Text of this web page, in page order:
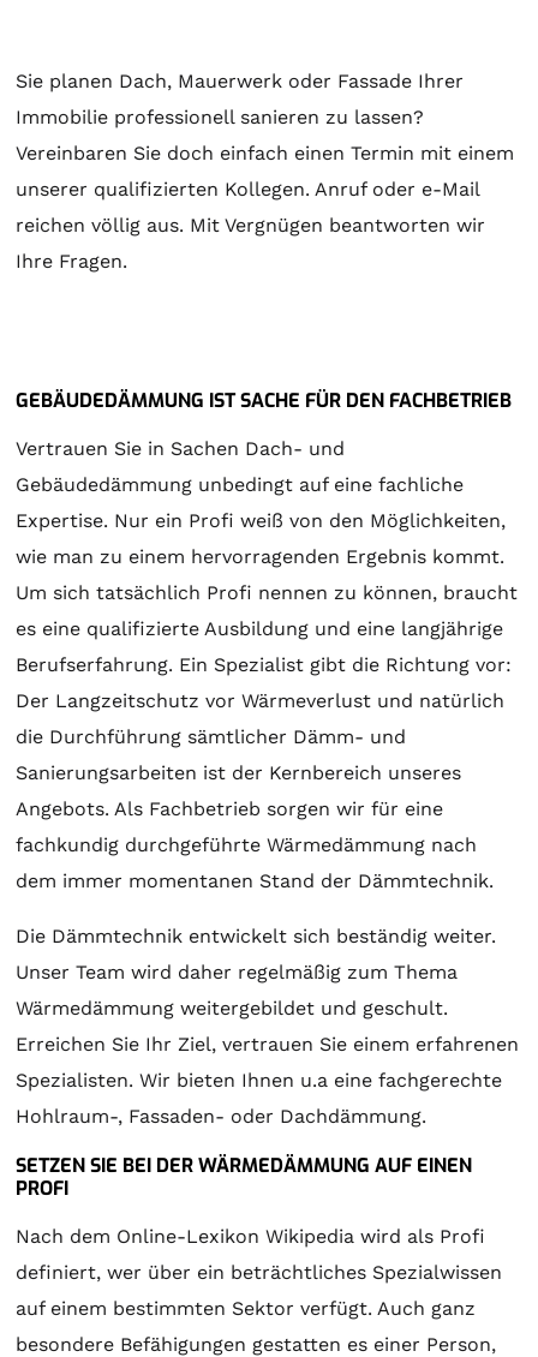
Sie planen Dach, Mauerwerk oder Fassade Ihrer
Immobilie professionell sanieren zu lassen?
Vereinbaren Sie doch einfach einen Termin mit einem
unserer qualifizierten Kollegen. Anruf oder e-Mail
reichen völlig aus. Mit Vergnügen beantworten wir
Ihre Fragen.
GEBÄUDEDÄMMUNG IST SACHE FÜR DEN FACHBETRIEB
Vertrauen Sie in Sachen Dach- und
Gebäudedämmung unbedingt auf eine fachliche
Expertise. Nur ein Profi weiß von den Möglichkeiten,
wie man zu einem hervorragenden Ergebnis kommt.
Um sich tatsächlich Profi nennen zu können, braucht
es eine qualifizierte Ausbildung und eine langjährige
Berufserfahrung. Ein Spezialist gibt die Richtung vor:
Der Langzeitschutz vor Wärmeverlust und natürlich
die Durchführung sämtlicher Dämm- und
Sanierungsarbeiten ist der Kernbereich unseres
Angebots. Als Fachbetrieb sorgen wir für eine
fachkundig durchgeführte Wärmedämmung nach
dem immer momentanen Stand der Dämmtechnik.
Die Dämmtechnik entwickelt sich beständig weiter.
Unser Team wird daher regelmäßig zum Thema
Wärmedämmung weitergebildet und geschult.
Erreichen Sie Ihr Ziel, vertrauen Sie einem erfahrenen
Spezialisten. Wir bieten Ihnen u.a eine fachgerechte
Hohlraum-, Fassaden- oder Dachdämmung.
SETZEN SIE BEI DER WÄRMEDÄMMUNG AUF EINEN
PROFI
Nach dem Online-Lexikon Wikipedia wird als Profi
definiert, wer über ein beträchtliches Spezialwissen
auf einem bestimmten Sektor verfügt. Auch ganz
besondere Befähigungen gestatten es einer Person,